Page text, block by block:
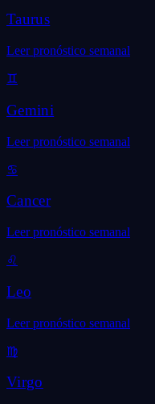
Taurus
Leer pronóstico semanal
♊
Gemini
Leer pronóstico semanal
♋
Cancer
Leer pronóstico semanal
♌
Leo
Leer pronóstico semanal
♍
Virgo